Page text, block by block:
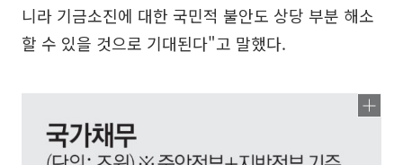
니라 기금소진에 대한 국민적 불안도 상당 부분 해소
할 수 있을 것으로 기대된다"고 말했다.